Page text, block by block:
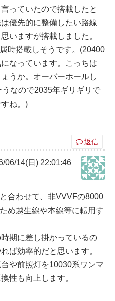
っていたので搭載したと
優先的に整備したい路線
いますが搭載しました。
時搭載しそうです。(20400
なっています。こっちは
うか。オーバーホールし
なので2035年ギリギリで
ね。)
返信
06/14(日) 22:01:46
合わせて、非VVVFの8000
め越生線や本線等に転用す
期に差し掛かっているの
ば効率的だと思います。
や前照灯を10030系ワンマ
性も向上します。